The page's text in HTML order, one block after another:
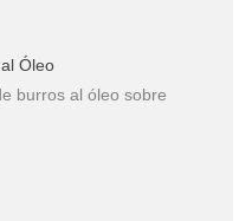
Óleo
burros al óleo sobre